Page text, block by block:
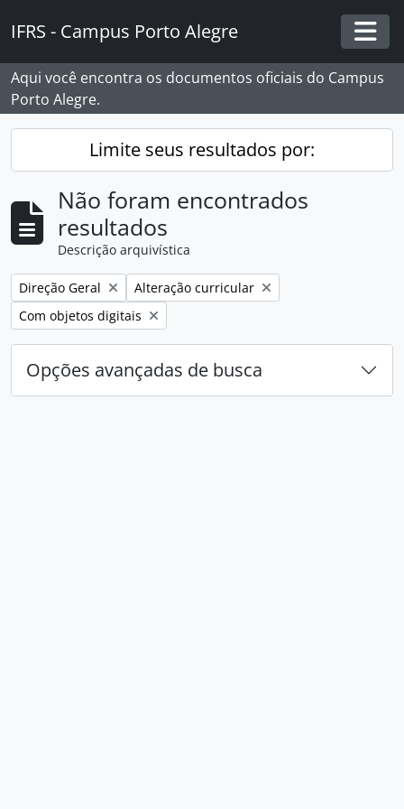
IFRS - Campus Porto Alegre
Aqui você encontra os documentos oficiais do Campus
Porto Alegre.
Limite seus resultados por:
Não foram encontrados
resultados
Descrição arquivística
Remover filtro:
Direção Geral Remover filtro:
Alteração curricular
Remover filtro:
Com objetos digitais
Opções avançadas de busca